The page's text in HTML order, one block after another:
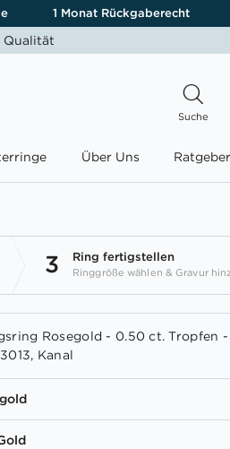
1 Monat Rückgaberecht
Qualität
Suche
Über Uns Ratgeber
3 Ring fertigstellen
Ringgröße wählen & Gravur
Rosegold - 0.50 ct. Tropfen -
Kanal